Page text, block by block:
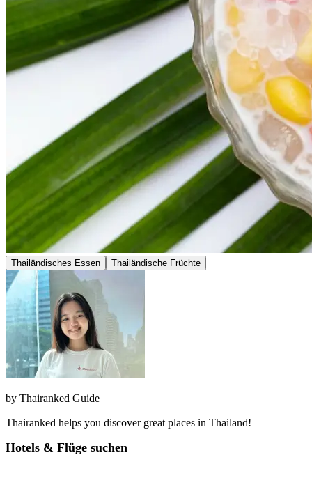
Thailändisches Essen Thailändische Früchte
by Thairanked Guide
Thairanked helps you discover great places in Thailand!
Hotels & Flüge suchen